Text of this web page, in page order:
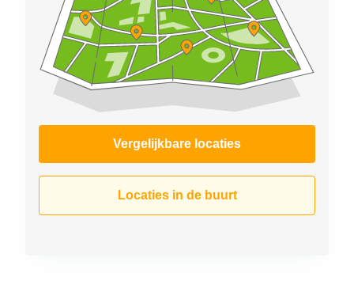
Hengelo
Bedrijfsruimte
Huren in
Nijmegen
Vergelijkbare locaties
Locaties in de buurt